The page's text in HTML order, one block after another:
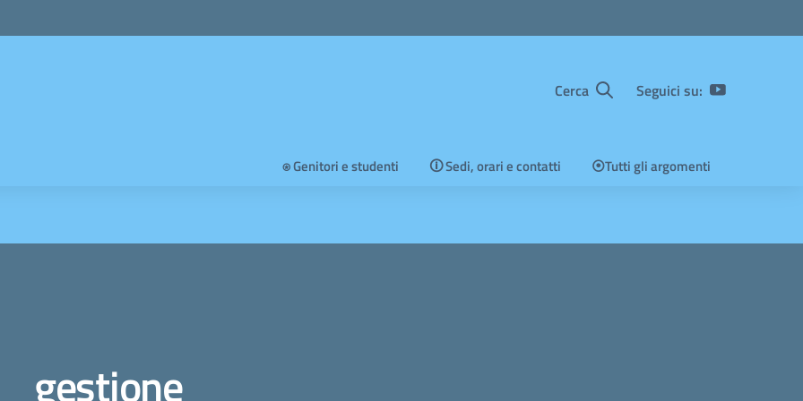
Cerca Seguici su:
⍟ Genitori e studenti 🛈 Sedi, orari e contatti ⦿Tutti gli argomenti
gestione